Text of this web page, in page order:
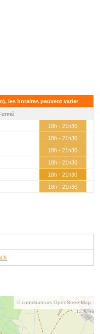
les horaires peuvent varier
18h - 21h30
18h - 21h30
18h - 21h30
18h - 21h30
18h - 21h30
18h - 21h30
© contributeurs OpenStreetMap